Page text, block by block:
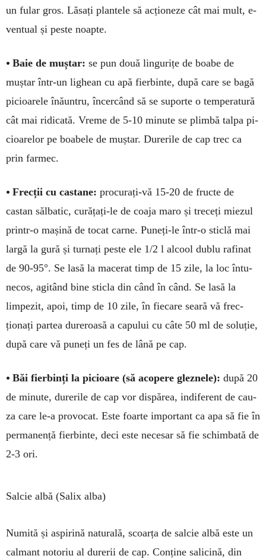
un fular gros. Lăsați plantele să acționeze cât mai mult, e­
ventual și peste noapte.
• Baie de muștar: se pun două lingurițe de boabe de
muștar într-un lighean cu apă fierbinte, după care se ba­gă
picioarele înăuntru, în­cer­când să se suporte o tem­pera­tură
cât mai ridicată. Vreme de 5-10 minute se plim­bă tal­pa pi­
cioarelor pe boabele de muștar. Du­re­rile de cap trec ca
prin farmec.
• Frecții cu castane: procu­rați-vă 15-20 de fructe de
castan săl­batic, cu­rățați-le de coaja ma­ro și tre­ceți miezul
printr-o mașină de tocat car­ne. Puneți-le într-o sticlă mai
largă la gură și turnați peste ele 1/2 l alcool dublu rafinat
de 90-95°. Se lasă la macerat timp de 15 zile, la loc întu­
necos, agitând bine sticla din când în când. Se lasă la
limpezit, apoi, timp de 10 zile, în fiecare seară vă frec­
ționați partea dureroa­să a capului cu câte 50 ml de soluție,
după care vă puneți un fes de lână pe cap.
• Băi fierbinți la picioare (să acopere gleznele): după 20
de mi­nute, durerile de cap vor dispărea, indifer­ent de cau­
za care le-a provo­cat. Este foarte important ca apa să fie în
per­manență fierbinte, deci este nece­sar să fie schimbată de
2-3 ori.
Salcie albă (Salix alba)
Numită și aspirină naturală, scoarța de salcie albă este un
calmant notoriu al durerii de cap. Conține salicină, din